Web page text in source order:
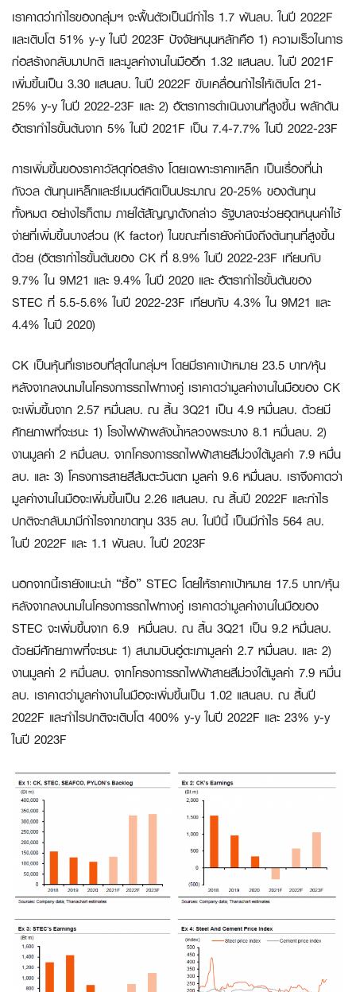
เราคาดว่ากำไรของกลุ่มฯ จะฟื้นตัวเป็นมีกำไร 1.7 พันลบ. ในปี 2022F
และเติบโต 51% y-y ในปี 2023F ปัจจัยหนุนหลักคือ 1) ความเร็วในการ
ก่อสร้างกลับมาปกติ และมูลค่างานในมืออีก 1.32 แสนลบ. ในปี 2021F
เพิ่มขึ้นเป็น 3.30 แสนลบ. ในปี 2022F ขับเคลื่อนกำไรให้เติบโต 21-
25% y-y ในปี 2022-23F และ 2) อัตราการดำเนินงานที่สูงขึ้น ผลักดัน
อัตรากำไรขั้นต้นจาก 5% ในปี 2021F เป็น 7.4-7.7% ในปี 2022-23F
การเพิ่มขึ้นของราคาวัสดุก่อสร้าง โดยเฉพาะราคาเหล็ก เป็นเรื่องที่น่า
กังวล ต้นทุนเหล็กและซีเมนต์คิดเป็นประมาณ 20-25% ของต้นทุน
ทั้งหมด อย่างไรก็ตาม ภายใต้สัญญาดังกล่าว รัฐบาลจะช่วยอุดหนุนค่าใช้
จ่ายที่เพิ่มขึ้นบางส่วน (K factor) ในขณะที่เรายังคำนึงถึงต้นทุนที่สูงขึ้น
ด้วย (อัตรากำไรขั้นต้นของ CK ที่ 8.9% ในปี 2022-23F เทียบกับ
9.7% ใน 9M21 และ 9.4% ในปี 2020 และ อัตรากำไรขั้นต้นของ
STEC ที่ 5.5-5.6% ในปี 2022-23F เทียบกับ 4.3% ใน 9M21 และ
4.4% ในปี 2020)
CK เป็นหุ้นที่เราชอบที่สุดในกลุ่มฯ โดยมีราคาเป้าหมาย 23.5 บาท/หุ้น
หลังจากลงนามในโครงการรถไฟทางคู่ เราคาดว่ามูลค่างานในมือของ CK
จะเพิ่มขึ้นจาก 2.57 หมื่นลบ. ณ สิ้น 3Q21 เป็น 4.9 หมื่นลบ. ด้วยมี
ศักยภาพที่จะชนะ 1) โรงไฟฟ้าพลังน้ำหลวงพระบาง 8.1 หมื่นลบ. 2)
งานมูลค่า 2 หมื่นลบ. จากโครงการรถไฟฟ้าสายสีม่วงใต้มูลค่า 7.9 หมื่น
ลบ. และ 3) โครงการสายสีส้มตะวันตก มูลค่า 9.6 หมื่นลบ. เราจึงคาดว่า
มูลค่างานในมือจะเพิ่มขึ้นเป็น 2.26 แสนลบ. ณ สิ้นปี 2022F และกำไร
ปกติจะกลับมามีกำไรจากขาดทุน 335 ลบ. ในปีนี้ เป็นมีกำไร 564 ลบ.
ในปี 2022F และ 1.1 พันลบ. ในปี 2023F
นอกจากนี้เรายังแนะนำ “ซื้อ” STEC โดยให้ราคาเป้าหมาย 17.5 บาท/หุ้น
หลังจากลงนามในโครงการรถไฟทางคู่ เราคาดว่ามูลค่างานในมือของ
STEC จะเพิ่มขึ้นจาก 6.9 หมื่นลบ. ณ สิ้น 3Q21 เป็น 9.2 หมื่นลบ.
ด้วยมีศักยภาพที่จะชนะ 1) สนามบินอู่ตะเภามูลค่า 2.7 หมื่นลบ. และ 2)
งานมูลค่า 2 หมื่นลบ. จากโครงการรถไฟฟ้าสายสีม่วงใต้มูลค่า 7.9 หมื่น
ลบ. เราคาดว่ามูลค่างานในมือจะเพิ่มขึ้นเป็น 1.02 แสนลบ. ณ สิ้นปี
2022F และกำไรปกติจะเติบโต 400% y-y ในปี 2022F และ 23% y-y
ในปี 2023F